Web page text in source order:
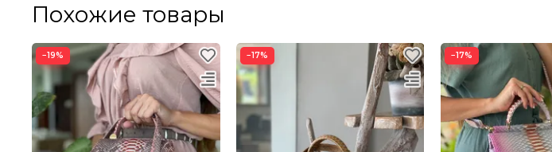
Похожие товары
−19% −17% −17%